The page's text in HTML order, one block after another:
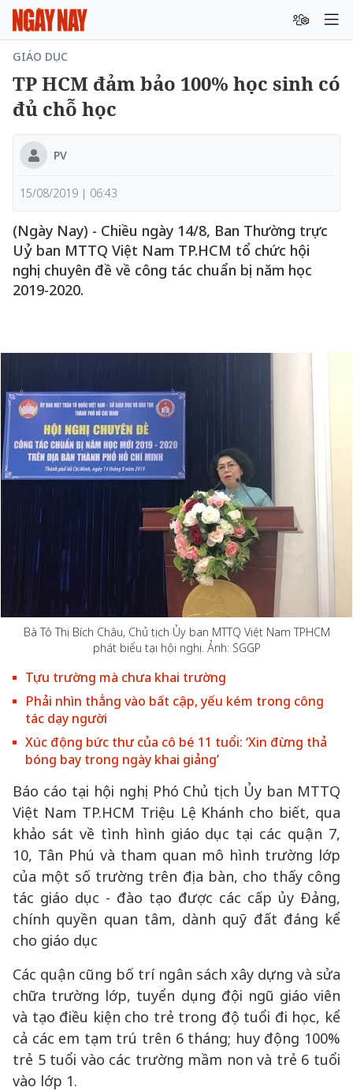
GIÁO DỤC
TP HCM đảm bảo 100% học sinh có
đủ chỗ học
PV
15/08/2019 | 06:43
(Ngày Nay) - Chiều ngày 14/8, Ban Thường trực
Uỷ ban MTTQ Việt Nam TP.HCM tổ chức hội
nghị chuyên đề về công tác chuẩn bị năm học
2019-2020.
Bà Tô Thị Bích Châu, Chủ tịch Ủy ban MTTQ Việt Nam TPHCM
phát biểu tại hội nghị. Ảnh: SGGP
Tựu trường mà chưa khai trường
Phải nhìn thẳng vào bất cập, yếu kém trong công
tác dạy người
Xúc động bức thư của cô bé 11 tuổi: ‘Xin đừng thả
bóng bay trong ngày khai giảng’
Báo cáo tại hội nghị Phó Chủ tịch Ủy ban MTTQ
Việt Nam TP.HCM Triệu Lệ Khánh cho biết, qua
khảo sát về tình hình giáo dục tại các quận 7,
10, Tân Phú và tham quan mô hình trường lớp
của một số trường trên địa bàn, cho thấy công
tác giáo dục - đào tạo được các cấp ủy Đảng,
chính quyền quan tâm, dành quỹ đất đáng kể
cho giáo dục
Các quận cũng bố trí ngân sách xây dựng và sửa
chữa trường lớp, tuyển dụng đội ngũ giáo viên
và tạo điều kiện cho trẻ trong độ tuổi đi học, kể
cả các em tạm trú trên 6 tháng; huy động 100%
trẻ 5 tuổi vào các trường mầm non và trẻ 6 tuổi
vào lớp 1.